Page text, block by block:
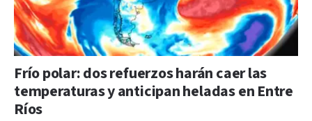
Frío polar: dos refuerzos harán caer las
temperaturas y anticipan heladas en Entre
Ríos